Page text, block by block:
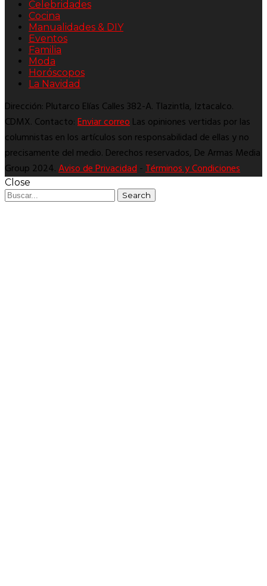
Celebridades
Cocina
Manualidades & DIY
Eventos
Familia
Moda
Horóscopos
La Navidad
Dirección: Plutarco Elías Calles 382-A. Tlazintla, Iztacalco.
CDMX. Contacto:Enviar correoLas opiniones vertidas por las
columnistas en los artículos son responsabilidad de ellas y no
precisamente del medio. Derechos reservados, De Armas Media
Group 2024.Aviso de Privacidad-Términos y Condiciones
Close